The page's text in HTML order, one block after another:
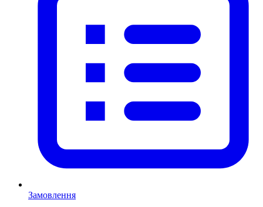
Замовлення